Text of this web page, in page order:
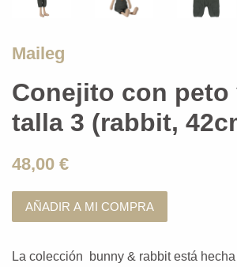
Maileg
Conejito con peto
talla 3 (rabbit,
48,00 €
AÑADIR A MI COMPRA
La colección bunny & rabbit está